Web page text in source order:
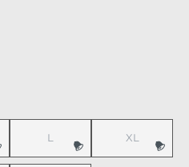
verfügbar.)
ist zurzeit nicht verfügbar.)
L(Diese Option ist zurzeit nicht
XL(Diese